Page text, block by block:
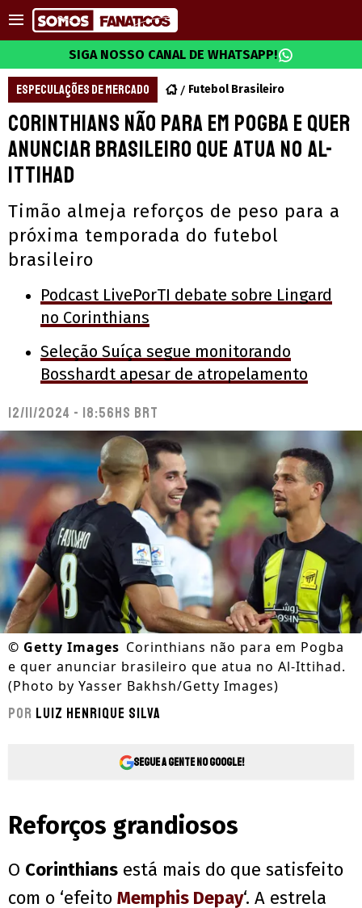
SIGA NOSSO CANAL DE WHATSAPP!
ESPECULAÇÕES DE MERCADO Futebol Brasileiro
Corinthians não para em Pogba e quer
anunciar brasileiro que atua no Al-
Ittihad
Timão almeja reforços de peso para a
próxima temporada do futebol
brasileiro
Podcast LivePorTI debate sobre Lingard
no Corinthians
Seleção Suíça segue monitorando
Bosshardt apesar de atropelamento
12/11/2024 - 18:56hs BRT
© Getty Images Corinthians não para em Pogba
e quer anunciar brasileiro que atua no Al-Ittihad.
(Photo by Yasser Bakhsh/Getty Images)
Por Luiz Henrique Silva
Segue a gente no Google!
Reforços grandiosos
O Corinthians está mais do que satisfeito
com o ‘efeito Memphis Depay‘. A estrela